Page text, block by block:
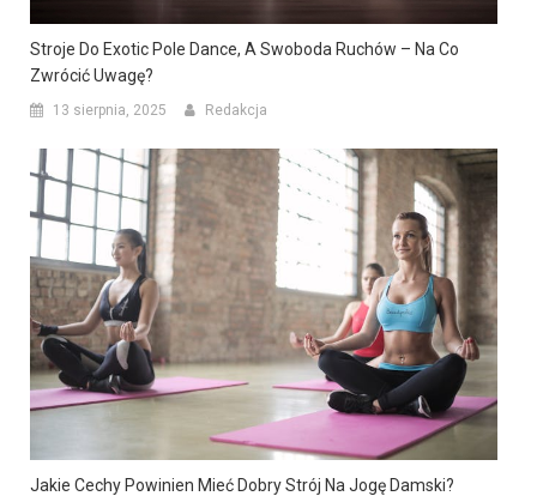
Stroje Do Exotic Pole Dance, A Swoboda Ruchów – Na Co
Zwrócić Uwagę?
13 sierpnia, 2025 Redakcja
Jakie Cechy Powinien Mieć Dobry Strój Na Jogę Damski?